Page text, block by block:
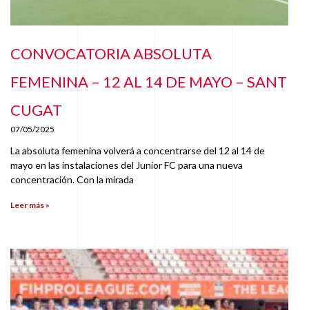
CONVOCATORIA ABSOLUTA
FEMENINA – 12 AL 14 DE MAYO – SANT
CUGAT
07/05/2025
La absoluta femenina volverá a concentrarse del 12 al 14 de
mayo en las instalaciones del Junior FC para una nueva
concentración. Con la mirada
Leer más »